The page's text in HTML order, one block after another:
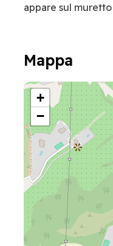
appare sul
Mappa
+
−